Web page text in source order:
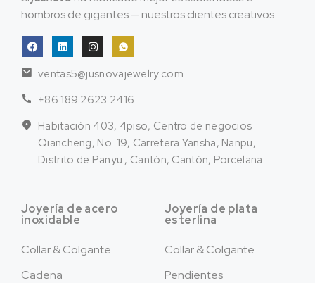
hombros de gigantes — nuestros clientes creativos.
ventas5@jusnovajewelry.com
+86 189 2623 2416
Habitación 403, 4piso, Centro de negocios
Qiancheng, No. 19, Carretera Yansha, Nanpu,
Distrito de Panyu., Cantón, Cantón, Porcelana
Joyería de acero
inoxidable
Collar & Colgante
Cadena
Joyería de plata
esterlina
Collar & Colgante
Pendientes